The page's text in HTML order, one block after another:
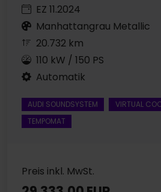
EZ 11.2024
Manhattangrau Metallic
20.732 km
110 kW / 150 PS
Automatik
AUDI SOUNDSYSTEM
VIRTUAL
TEMPOMAT
Preis inkl. MwSt.